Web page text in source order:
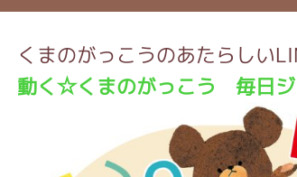
くまのがっこうのあたらしい
動く☆くまのがっこう 毎日ジ
ショップインフォメーショ
グッズインフォメーション